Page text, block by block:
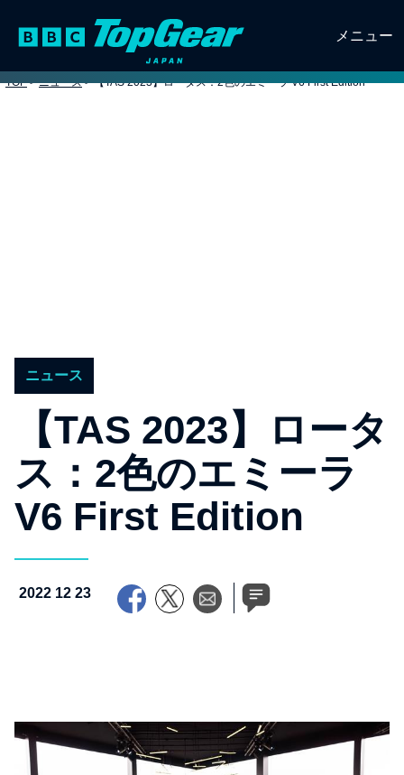
メニュー
TOP > ニュース > 【TAS 2023】ロータス：2色のエミーラ V6 First Edition
ニュース
【TAS 2023】ロータ
ス：2色のエミーラ
V6 First Edition
2022 12 23